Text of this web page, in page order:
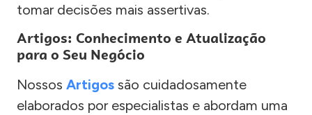
tomar decisões mais assertivas.
Artigos: Conhecimento e Atualização
para o Seu Negócio
Nossos Artigos são cuidadosamente
elaborados por especialistas e abordam uma